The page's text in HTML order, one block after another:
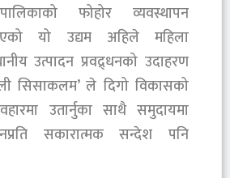
फोहोर व्यवस्थापन
यो उद्यम अहिले महिला
उत्पादन प्रवद्र्धनको उदाहरण
सिसाकलम’ ले दिगो विकासको
उतार्नुका साथै समुदायमा
सकारात्मक सन्देश पनि